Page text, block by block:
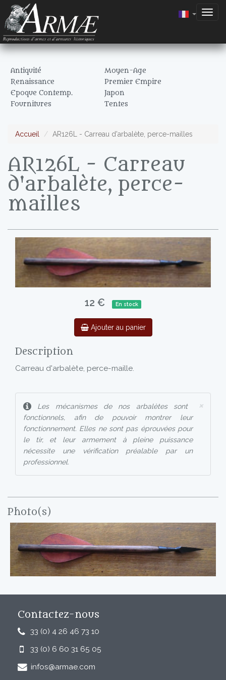
Antiquité
Moyen-Age
Renaissance
Premier Empire
Epoque Contemp.
Japon
Fournitures
Tentes
Accueil AR126L - Carreau d'arbalète, perce-mailles
AR126L - Carreau
d'arbalète, perce-
mailles
12 € En stock
Ajouter au panier
Description
Carreau d'arbalète, perce-maille.
×
Les mécanismes de nos arbalètes sont
fonctionnels, afin de pouvoir montrer leur
fonctionnement. Elles ne sont pas éprouvées pour
le tir, et leur armement à pleine puissance
nécessite une vérification préalable par un
professionnel.
Photo(s)
Contactez-nous
33 (0) 4 26 46 73 10
33 (0) 6 60 31 65 05
infos@armae.com